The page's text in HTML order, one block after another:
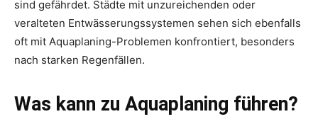
sind gefährdet. Städte mit unzureichenden oder
veralteten Entwässerungssystemen sehen sich ebenfalls
oft mit Aquaplaning-Problemen konfrontiert, besonders
nach starken Regenfällen.
Was kann zu Aquaplaning führen?